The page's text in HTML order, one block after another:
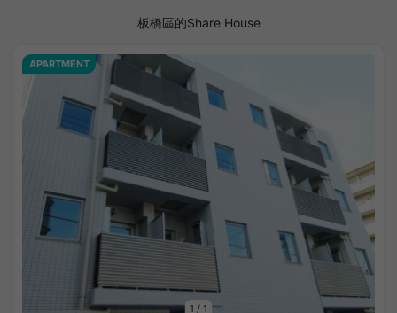
板橋區的Share House
1 / 1
APARTMENT